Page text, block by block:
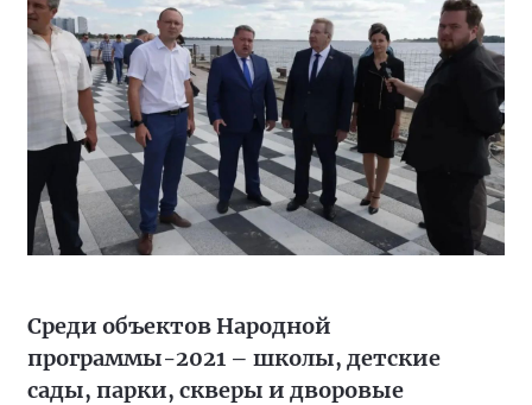
Среди объектов Народной
программы-2021 – школы, детские
сады, парки, скверы и дворовые